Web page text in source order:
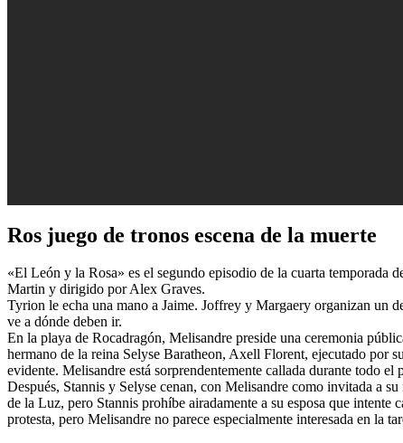
Ros juego de tronos escena de la muerte
«El León y la Rosa» es el segundo episodio de la cuarta temporada
Martin y dirigido por Alex Graves.
Tyrion le echa una mano a Jaime. Joffrey y Margaery organizan un
ve a dónde deben ir.
En la playa de Rocadragón, Melisandre preside una ceremonia
hermano de la reina Selyse Baratheon, Axell Florent, ejecutado por
evidente. Melisandre está sorprendentemente callada durante todo
Después, Stannis y Selyse cenan, con Melisandre como invitada a
de la Luz, pero Stannis prohíbe airadamente a su esposa que
protesta, pero Melisandre no parece especialmente interesada en la